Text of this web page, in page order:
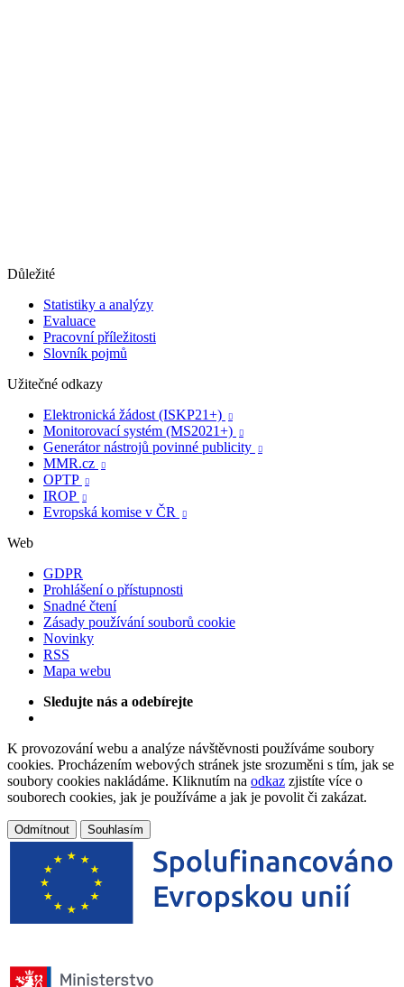
Důležité
Statistiky a analýzy
Evaluace
Pracovní příležitosti
Slovník pojmů
Užitečné odkazy
Elektronická žádost (ISKP21+)

Monitorovací systém (MS2021+) 
Generátor nástrojů povinné publicity 
MMR.cz 
OPTP 
IROP 
Evropská komise v ČR 
Web
GDPR
Prohlášení o přístupnosti
Snadné čtení
Zásady používání souborů cookie
Novinky
RSS
Mapa webu
Sledujte nás a odebírejte
K provozování webu a analýze návštěvnosti používáme soubory
cookies. Procházením webových stránek jste srozuměni s tím, jak se
soubory cookies nakládáme. Kliknutím na odkaz zjistíte více o
souborech cookies, jak je používáme a jak je povolit či zakázat.
Odmítnout Souhlasím